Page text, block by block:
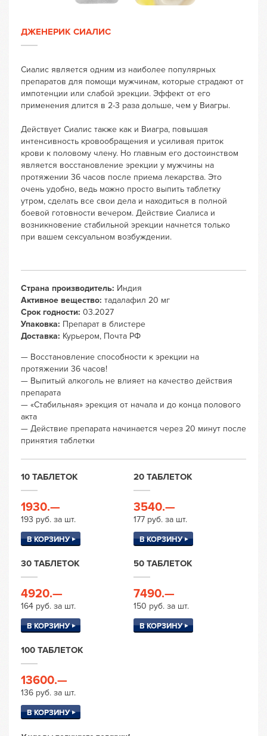
ДЖЕНЕРИК СИАЛИС
Сиалис является одним из наиболее популярных
препаратов для помощи мужчинам, которые страдают от
импотенции или слабой эрекции. Эффект от его
применения длится в 2-3 раза дольше, чем у Виагры.
Действует Сиалис также как и Виагра, повышая
интенсивность кровообращения и усиливая приток
крови к половому члену. Но главным его достоинством
является восстановление эрекции у мужчины на
протяжении 36 часов после приема лекарства. Это
очень удобно, ведь можно просто выпить таблетку
утром, сделать все свои дела и находиться в полной
боевой готовности вечером. Действие Сиалиса и
возникновение стабильной эрекции начнется только
при вашем сексуальном возбуждении.
Страна производитель: Индия
Активное вещество: тадалафил 20 мг
Срок годности: 03.2027
Упаковка: Препарат в блистере
Доставка: Курьером, Почта РФ
— Восстановление способности к эрекции на
протяжении 36 часов!
— Выпитый алкоголь не влияет на качество действия
препарата
— «Стабильная» эрекция от начала и до конца полового
акта
— Действие препарата начинается через 20 минут после
принятия таблетки
10 ТАБЛЕТОК
1930.—
193 руб. за шт.
В КОРЗИНУ
20 ТАБЛЕТОК
3540.—
177 руб. за шт.
В КОРЗИНУ
30 ТАБЛЕТОК
4920.—
164 руб. за шт.
В КОРЗИНУ
50 ТАБЛЕТОК
7490.—
150 руб. за шт.
В КОРЗИНУ
100 ТАБЛЕТОК
13600.—
136 руб. за шт.
В КОРЗИНУ